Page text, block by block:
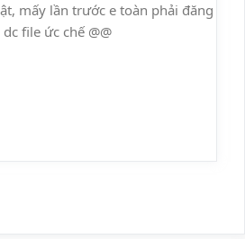
mấy lần trước e toàn phải đăng
file ức chế @@